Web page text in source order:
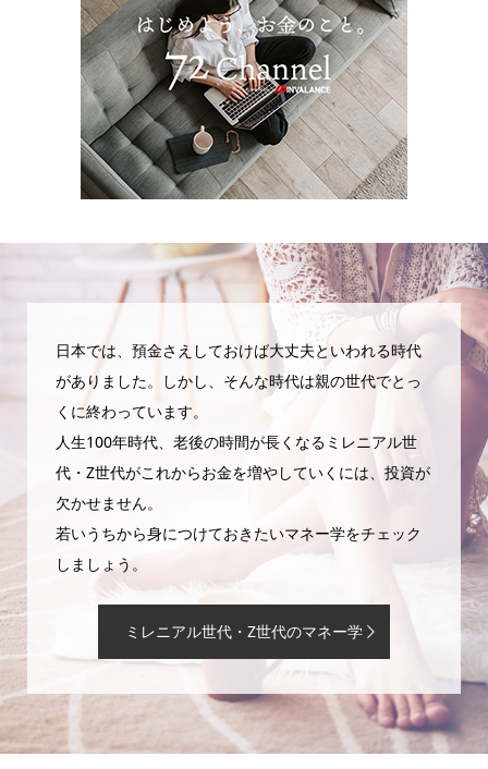
日本では、預金さえしておけば大丈夫といわれる時代
がありました。しかし、そんな時代は親の世代でとっ
くに終わっています。
人生100年時代、老後の時間が長くなるミレニアル世
代・Z世代がこれからお金を増やしていくには、投資が
欠かせません。
若いうちから身につけておきたいマネー学をチェック
しましょう。
ミレニアル世代・Z世代のマネー学